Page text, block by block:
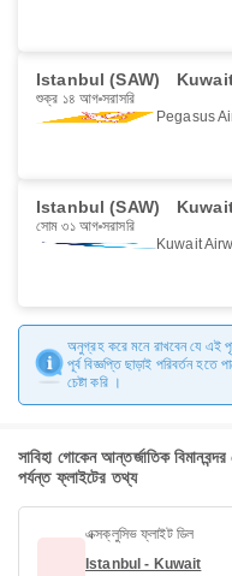
Istanbul (SAW)
শুক্র ১৪ আগ সরাসরি
Pegasus
Istanbul (SAW)
সোম ৩১ আগ সরাসরি
Kuwait
অনুগ্রহ করে মনে রাখবেন যে এই
পূর্ব বিজ্ঞপ্তি ছাড়াই পরিবর্তন
চেষ্টা করি ।
সাবিহা গোকেন আন্তর্জাতিক
পর্যন্ত ফ্লাইটের তথ্য
এক্সক্লুসিভ ফ্লাইট ডিল
Istanbul - Kuwait